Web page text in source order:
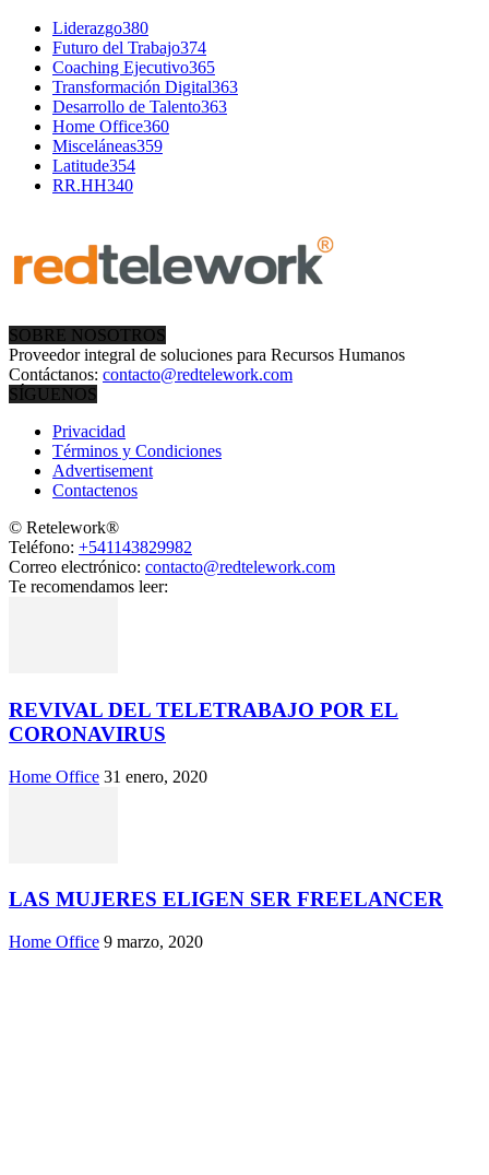
Liderazgo380
Futuro del Trabajo374
Coaching Ejecutivo365
Transformación Digital363
Desarrollo de Talento363
Home Office360
Misceláneas359
Latitude354
RR.HH340
SOBRE NOSOTROS
Proveedor integral de soluciones para Recursos Humanos
Contáctanos: contacto@redtelework.com
SÍGUENOS
Privacidad
Términos y Condiciones
Advertisement
Contactenos
© Retelework®
Teléfono: +541143829982
Correo electrónico: contacto@redtelework.com
Te recomendamos leer:
REVIVAL DEL TELETRABAJO POR EL
CORONAVIRUS
Home Office 31 enero, 2020
LAS MUJERES ELIGEN SER FREELANCER
Home Office 9 marzo, 2020